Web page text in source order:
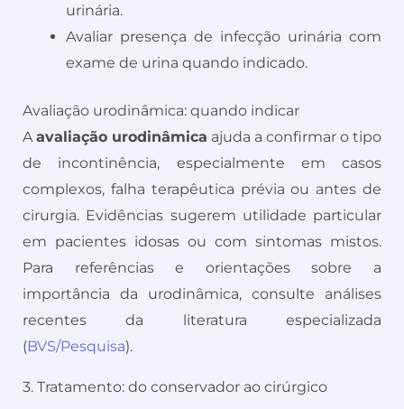
urinária.
Avaliar presença de infecção urinária com
exame de urina quando indicado.
Avaliação urodinâmica: quando indicar
A avaliação urodinâmica ajuda a confirmar o tipo
de incontinência, especialmente em casos
complexos, falha terapêutica prévia ou antes de
cirurgia. Evidências sugerem utilidade particular
em pacientes idosas ou com sintomas mistos.
Para referências e orientações sobre a
importância da urodinâmica, consulte análises
recentes da literatura especializada
(BVS/Pesquisa).
3. Tratamento: do conservador ao cirúrgico